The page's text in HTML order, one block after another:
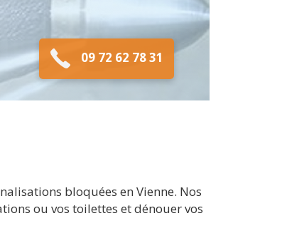
09 72 62 78 31
bloquées en Vienne. Nos
ou vos toilettes et dénouer vos